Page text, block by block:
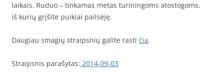
laikais. Ruduo – tinkamas metas turiningoms atostogoms,
iš kurių grįšite puikiai pailsėję.
Daugiau smagių straipsnių galite rasti čia.
Straipsnis parašytas: 2014-09-03